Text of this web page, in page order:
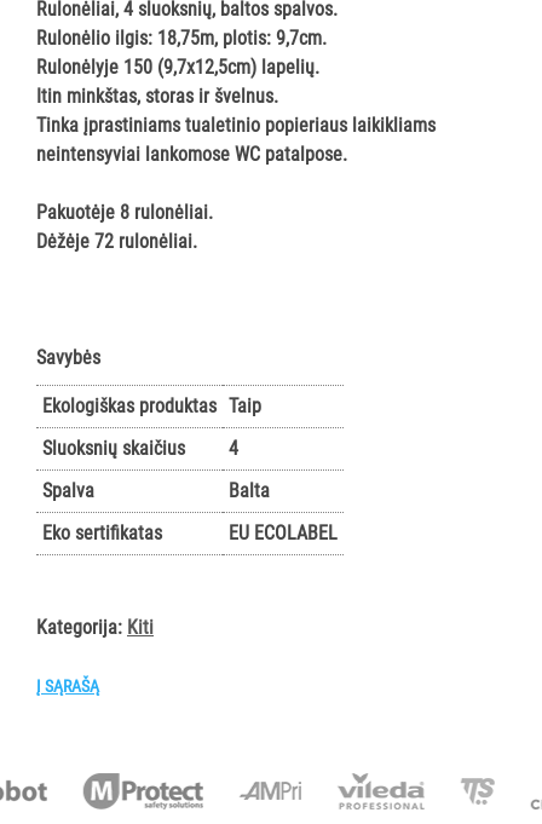
ASMENS
HIGIENOS
PRIEMONĖS
SLAUGOS
KOSMETIKA
ĮRANGA
MAISTO
PRAMONEI
POPIERIUS
TORK
IR
DOZATORIAI
Rulonėliai, 4 sluoksnių, baltos spalvos.
Rulonėlio ilgis: 18,75m, plotis: 9,7cm.
Rulonėlyje 150 (9,7x12,5cm) lapelių.
Itin minkštas, storas ir švelnus.
Tinka įprastiniams tualetinio popieriaus laikikliams
neintensyviai lankomose WC patalpose.
Pakuotėje 8 rulonėliai.
Dėžėje 72 rulonėliai.
Savybės
Ekologiškas produktas Taip
Sluoksnių skaičius
4
Spalva
Balta
Eko sertifikatas
EU ECOLABEL
Kategorija: Kiti
Į SĄRAŠĄ